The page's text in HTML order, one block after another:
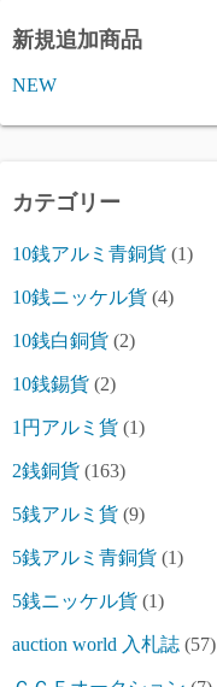
新規追加商品
NEW
カテゴリー
10銭アルミ青銅貨 (1)
10銭ニッケル貨 (4)
10銭白銅貨 (2)
10銭錫貨 (2)
1円アルミ貨 (1)
2銭銅貨 (163)
5銭アルミ貨 (9)
5銭アルミ青銅貨 (1)
5銭ニッケル貨 (1)
auction world 入札誌 (57)